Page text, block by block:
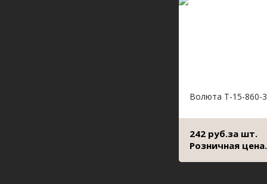
Волюта Т-15-860-
242 руб.за шт.
Розничная цена.